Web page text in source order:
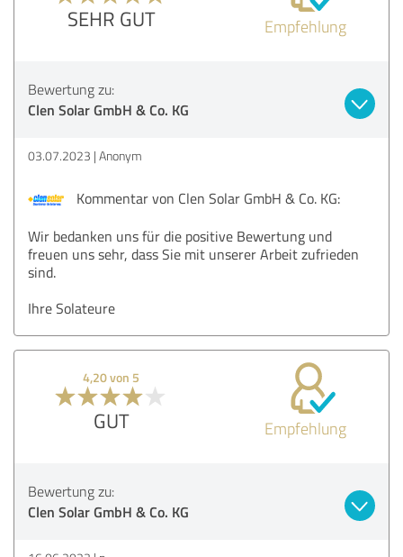
SEHR GUT Empfehlung
Bewertung zu:
Clen Solar GmbH & Co. KG
03.07.2023 Anonym
Kommentar von Clen Solar GmbH & Co. KG:
Wir bedanken uns für die positive Bewertung und
freuen uns sehr, dass Sie mit unserer Arbeit zufrieden
sind.
Ihre Solateure
4,20 von 5
GUT Empfehlung
Bewertung zu:
Clen Solar GmbH & Co. KG